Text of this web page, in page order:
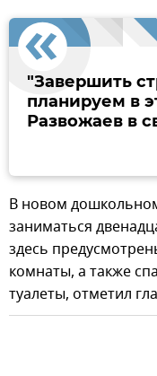
"Завершить
планируем в
Развожаев в
В новом
заниматься
здесь
комнаты, а также
туалеты, отметил